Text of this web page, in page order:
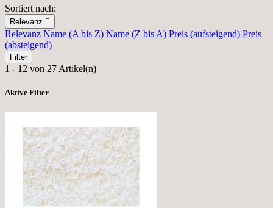
Sortiert nach:
Relevanz 
Relevanz Name (A bis Z) Name (Z bis A) Preis (aufsteigend) Preis
(absteigend)
Filter
1 - 12 von 27 Artikel(n)
Aktive Filter